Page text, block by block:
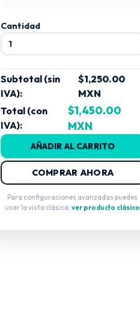
Cantidad
Subtotal (sin
IVA):
$1,250.00
MXN
Total (con
IVA):
$1,450.00
MXN
AÑADIR AL CARRITO
COMPRAR AHORA
Para configuraciones avanzadas puedes
usar la vista clásica:ver producto clásico